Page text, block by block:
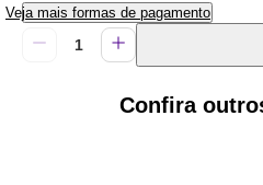
Veja mais formas de pagamento
Confira